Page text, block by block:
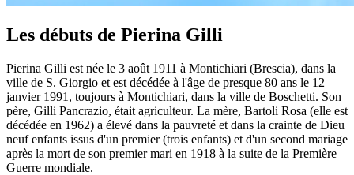
Les débuts de Pierina Gilli
Pierina Gilli est née le 3 août 1911 à Montichiari (Brescia), dans la
ville de S. Giorgio et est décédée à l'âge de presque 80 ans le 12
janvier 1991, toujours à Montichiari, dans la ville de Boschetti. Son
père, Gilli Pancrazio, était agriculteur. La mère, Bartoli Rosa (elle est
décédée en 1962) a élevé dans la pauvreté et dans la crainte de Dieu
neuf enfants issus d'un premier (trois enfants) et d'un second mariage
après la mort de son premier mari en 1918 à la suite de la Première
Guerre mondiale.